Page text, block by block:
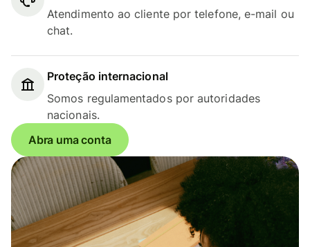
Atendimento ao cliente por telefone, e-mail ou
chat.
Proteção internacional
Somos regulamentados por autoridades
nacionais.
Abra uma conta